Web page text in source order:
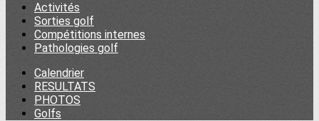
Activités
Sorties golf
Compétitions internes
Pathologies golf
Calendrier
RESULTATS
PHOTOS
Golfs